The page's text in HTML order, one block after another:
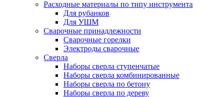
Расходные материалы по типу инструмента
Для рубанков
Для УШМ
Сварочные принадлежности
Сварочные горелки
Электроды сварочные
Сверла
Наборы cверла ступенчатые
Наборы сверла комбинированные
Наборы сверла по бетону
Наборы сверла по дереву